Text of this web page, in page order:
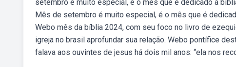
setembro é muito especial, é o mês que é dedicado a
Mês de setembro é muito especial, é o mês que é
Webo mês da bíblia 2024, com seu foco no livro de
igreja no brasil aprofundar sua relação. Webo pontífice
falava aos ouvintes de jesus há dois mil anos: “ela nos